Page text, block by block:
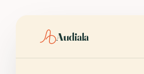
Audiala